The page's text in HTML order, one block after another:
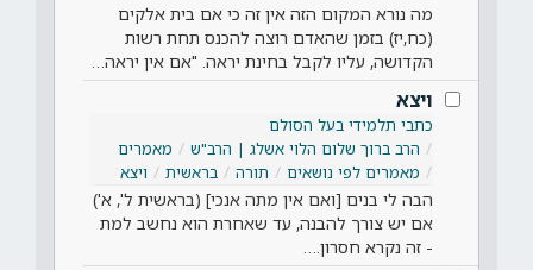
מה נורא המקום הזה אין זה כי אם בית אלקים
(כח,יז) בזמן שהאדם רוצה להכנס תחת רשות
הקדושה, עליו לקבל בחינת יראה. "אם אין יראה…
ויצא
כתבי תלמידי בעל הסולם
הרב ברוך שלום הלוי אשלג | הרב"ש
מאמרים
מאמרים לפי נושאים
תורה בראשית ויצא
הבה לי בנים [ואם אין מתה אנכי] (בראשית ל', א')
אם יש צורך להבנה, עד שאחרת הוא נחשב למת
- זה נקרא חסרון.…